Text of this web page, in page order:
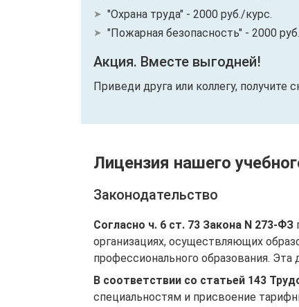
"Охрана труда" - 2000 руб./курс.
"Пожарная безопасность" - 2000
Акция. Вместе выгодней!
Приведи друга или коллегу,
Лицензия нашего
Законодательство
Согласно ч. 6 ст. 73 Закона N 273-ФЗ
организациях, осуществляющих
профессионального образования. Эта
В соответствии со статьей 143
специальностям и присвоение